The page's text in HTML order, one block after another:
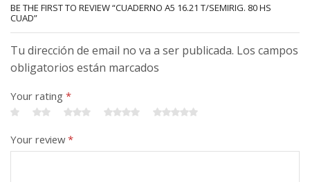
BE THE FIRST TO REVIEW “CUADERNO A5 16.21 T/SEMIRIG. 80 HS
CUAD”
Tu dirección de email no va a ser publicada. Los campos
obligatorios están marcados
Your rating *
Your review*